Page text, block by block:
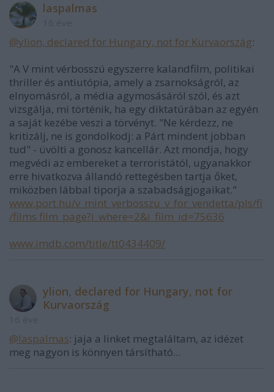
laspalmas
@ylion, declared for Hungary, not for Kurvaország:
"A V mint vérbosszú egyszerre kalandfilm, politikai
thriller és antiutópia, amely a zsarnokságról, az
elnyomásról, a média agymosásáról szól, és azt
vizsgálja, mi történik, ha egy diktatúrában az egyén
a saját kezébe veszi a törvényt. "Ne kérdezz, ne
kritizálj, ne is gondolkodj: a Párt mindent jobban
tud" - üvölti a gonosz kancellár. Azt mondja, hogy
megvédi az embereket a terroristától, ugyanakkor
erre hivatkozva állandó rettegésben tartja őket,
miközben lábbal tiporja a szabadságjogaikat."
www.port.hu/v_mint_verbosszu_v_for_vendetta/pls/fi
/films.film_page?i_where=2&i_film_id=75636
www.imdb.com/title/tt0434409/
ylion, declared for Hungary, not for
Kurvaország
@laspalmas: jaja a linket megtaláltam, az idézet
meg nagyon is könnyen társítható...